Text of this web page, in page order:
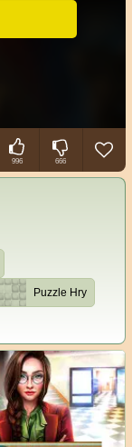
996 666
Puzzle Hry